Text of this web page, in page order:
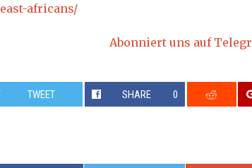
east-africans/
Abonniert uns auf
TWEET SHARE 0